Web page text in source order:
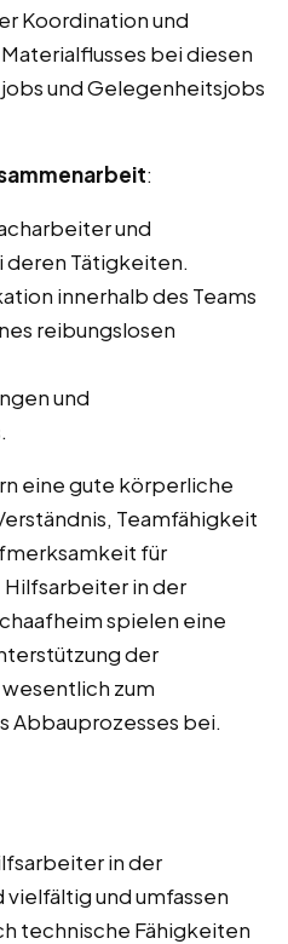
Koordination und
bei diesen
und Gelegenheitsjobs
:
und
deren Tätigkeiten.
innerhalb des Teams
reibungslosen
und
eine gute körperliche
Teamfähigkeit
für
in der
spielen eine
der
zum
Abbauprozesses bei.
in der
und umfassen
technische Fähigkeiten